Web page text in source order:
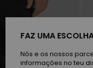
FAZ UMA
Nós e os nossos
informações no teu